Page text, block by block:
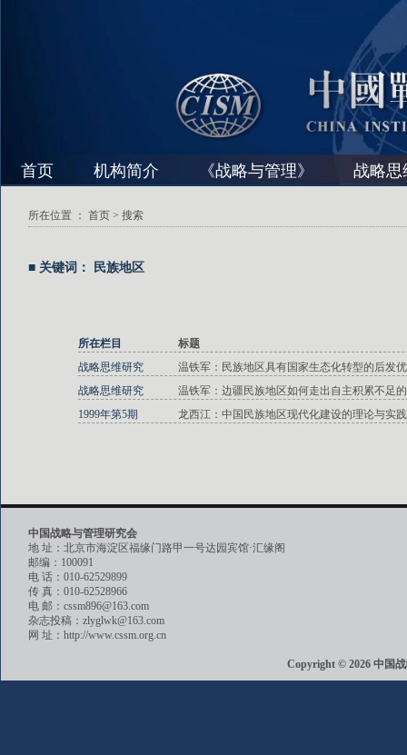
首页 机构简介 《战略与管理》 战略思
所在位置 ： 首页 > 搜索
■ 关键词： 民族地区
所在栏目
标题
战略思维研究
温铁军：民族地区具有国家生态化转型的后发
战略思维研究
温铁军：边疆民族地区如何走出自主积累不足
1999年第5期
龙西江：中国民族地区现代化建设的理论与实践
中国战略与管理研究会
地 址：北京市海淀区福缘门路甲一号达园宾馆·汇缘阁
邮编：100091
电 话：010-62529899
传 真：010-62528966
电 邮：cssm896@163.com
杂志投稿：zlyglwk@163.com
网 址：http://www.cssm.org.cn
Copyright © 2026 中国